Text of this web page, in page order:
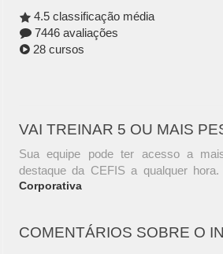
4.5 classificação média
7446 avaliações
28 cursos
VAI TREINAR 5 OU MAIS
Sua equipe pode ter acesso a
destaque da CEFIS a qualquer hora.
Corporativa
COMENTÁRIOS SOBRE O